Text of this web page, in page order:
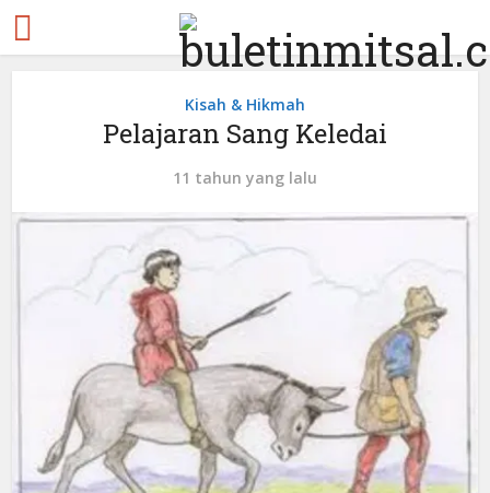
Kisah & Hikmah
Pelajaran Sang Keledai
11 tahun yang lalu